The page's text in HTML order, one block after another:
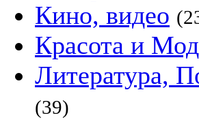
Кино, видео
Красота и
Литература,
(39)